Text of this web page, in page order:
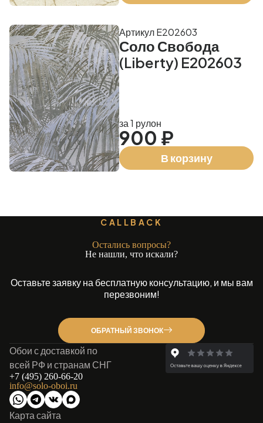
Соло Свобода
(Liberty) E202603
Артикул E202603
за 1 рулон
900 ₽
В корзину
CALLBACK
Остались вопросы?
Не нашли, что искали?
Оставьте заявку на бесплатную консультацию, и мы вам
перезвоним!
ОБРАТНЫЙ ЗВОНОК
Обои с доставкой по
всей РФ и странам СНГ
+7 (495) 260-66-20
info@solo-oboi.ru
Карта сайта